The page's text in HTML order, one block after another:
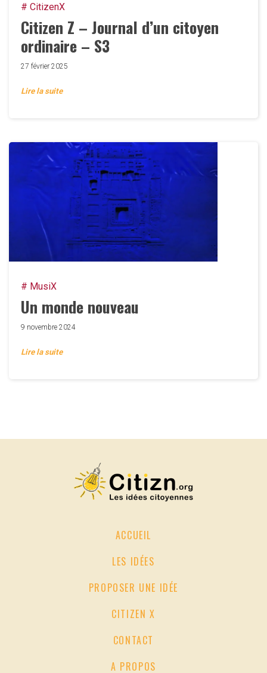
# CitizenX
Citizen Z – Journal d’un citoyen
ordinaire – S3
27 février 2025
Lire la suite
# MusiX
Un monde nouveau
9 novembre 2024
Lire la suite
ACCUEIL
LES IDÉES
PROPOSER UNE IDÉE
CITIZEN X
CONTACT
A PROPOS